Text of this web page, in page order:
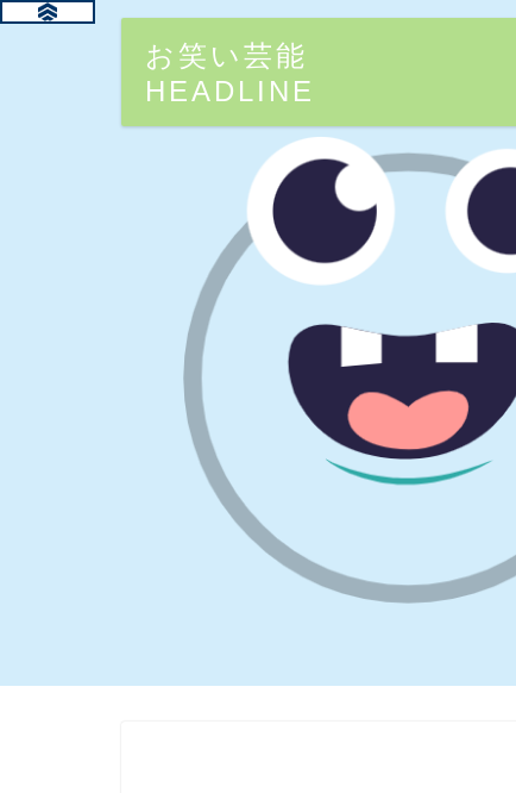
お笑い芸能
HEADLINE